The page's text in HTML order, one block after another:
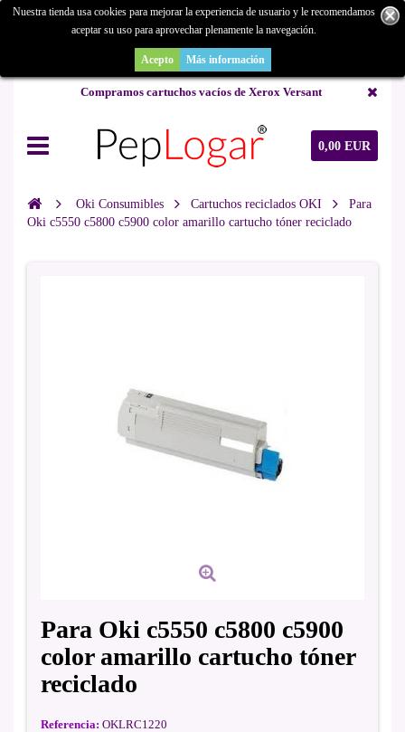
¿Buscas un repuesto de copiadora o buscas una de ocasión y no la
encuentras? Consúltanos.
Compramos cartuchos vacíos de Xerox Versant
0,00 EUR
Nuestra tienda usa cookies para mejorar la experiencia de usuario y le recomendamos
aceptar su uso para aprovechar plenamente la navegación.
Acepto Más información
Oki Consumibles Cartuchos reciclados OKI
Para
Oki c5550 c5800 c5900 color amarillo cartucho tóner reciclado
Para Oki c5550 c5800 c5900
color amarillo cartucho tóner
reciclado
Referencia: OKLRC1220